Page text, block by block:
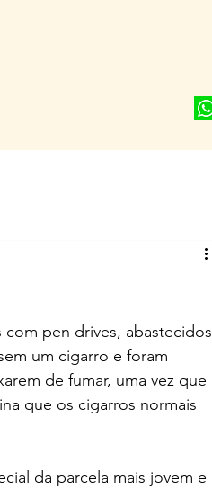
pen drives, abastecidos
um cigarro e foram
de fumar, uma vez que
que os cigarros normais
da parcela mais jovem e